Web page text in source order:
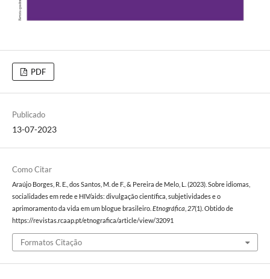
PDF
Publicado
13-07-2023
Como Citar
Araújo Borges, R. E., dos Santos, M. de F., & Pereira de Melo, L. (2023). Sobre idiomas,
socialidades em rede e HIV/aids: divulgação científica, subjetividades e o
aprimoramento da vida em um blogue brasileiro. Etnográfica 27(1). Obtido de
https://revistas.rcaap.pt/etnografica/article/view/32091
Formatos Citação